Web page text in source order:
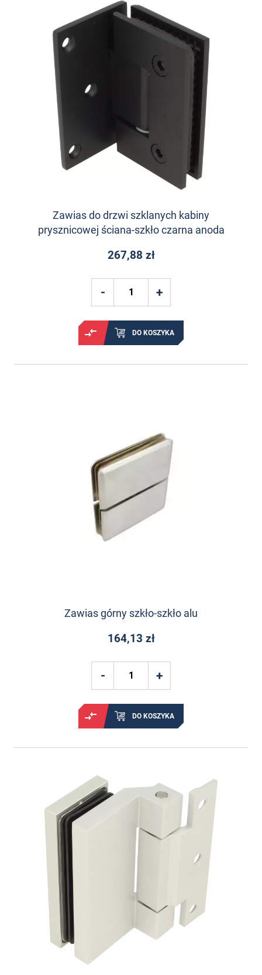
Zawias do drzwi szklanych kabiny
prysznicowej ściana-szkło czarna anoda
267,88 zł
DO KOSZYKA
Zawias górny szkło-szkło alu
164,13 zł
DO KOSZYKA